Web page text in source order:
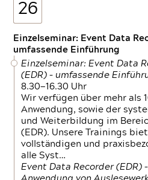
26
Einzelseminar: Event Data
umfassende Einführung
Einzelseminar: Event Data
(EDR) – umfassende
8.30—16.30 Uhr
Wir verfügen über mehr als
Anwendung, sowie der
und Weiterbildung im
(EDR). Unsere Trainings
vollständigen und
alle Syst…
Event Data Recorder (EDR)